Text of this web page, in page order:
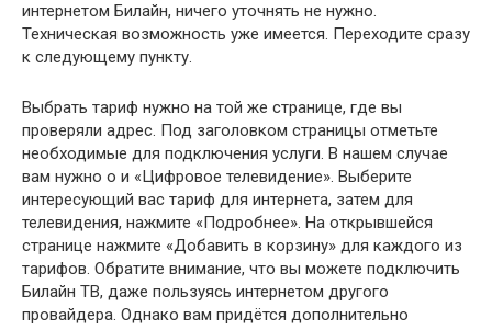
интернетом Билайн, ничего уточнять не нужно.
Техническая возможность уже имеется. Переходите сразу
к следующему пункту.
Выбрать тариф нужно на той же странице, где вы
проверяли адрес. Под заголовком страницы отметьте
необходимые для подключения услуги. В нашем случае
вам нужно о и «Цифровое телевидение». Выберите
интересующий вас тариф для интернета, затем для
телевидения, нажмите «Подробнее». На открывшейся
странице нажмите «Добавить в корзину» для каждого из
тарифов. Обратите внимание, что вы можете подключить
Билайн ТВ, даже пользуясь интернетом другого
провайдера. Однако вам придётся дополнительно